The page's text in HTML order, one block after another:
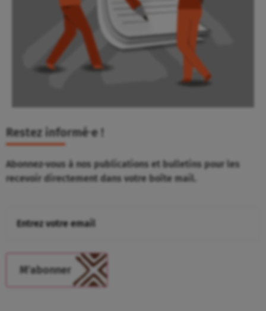
Restez informé⸱e !
Abonnez-vous à nos publications et bulletins pour les
recevoir directement dans votre boîte mail.